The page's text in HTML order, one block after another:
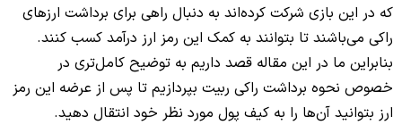
که در این بازی شرکت کرده‌اند به دنبال راهی برای برداشت ارزهای
راکی می‌باشند تا بتوانند به کمک این رمز ارز درآمد کسب کنند.
بنابراین ما در این مقاله قصد داریم به توضیح کامل‌تری در
خصوص نحوه برداشت راکی ربیت بپردازیم تا پس از عرضه این رمز
ارز بتوانید آن‌ها را به کیف پول مورد نظر خود انتقال دهید.